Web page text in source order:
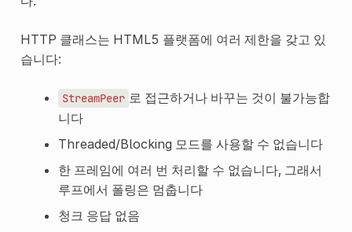
HTTP 클래스는 HTML5 플랫폼에 여러 제한을 갖고 있
습니다:
StreamPeer 로 접근하거나 바꾸는 것이 불가능합
니다
Threaded/Blocking 모드를 사용할 수 없습니다
한 프레임에 여러 번 처리할 수 없습니다, 그래서
루프에서 폴링은 멈춥니다
청크 응답 없음